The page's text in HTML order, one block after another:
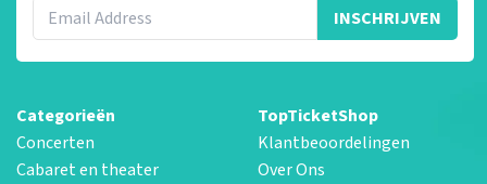
INSCHRIJVEN
Categorieën
Concerten
Cabaret en theater
TopTicketShop
Klantbeoordelingen
Over Ons